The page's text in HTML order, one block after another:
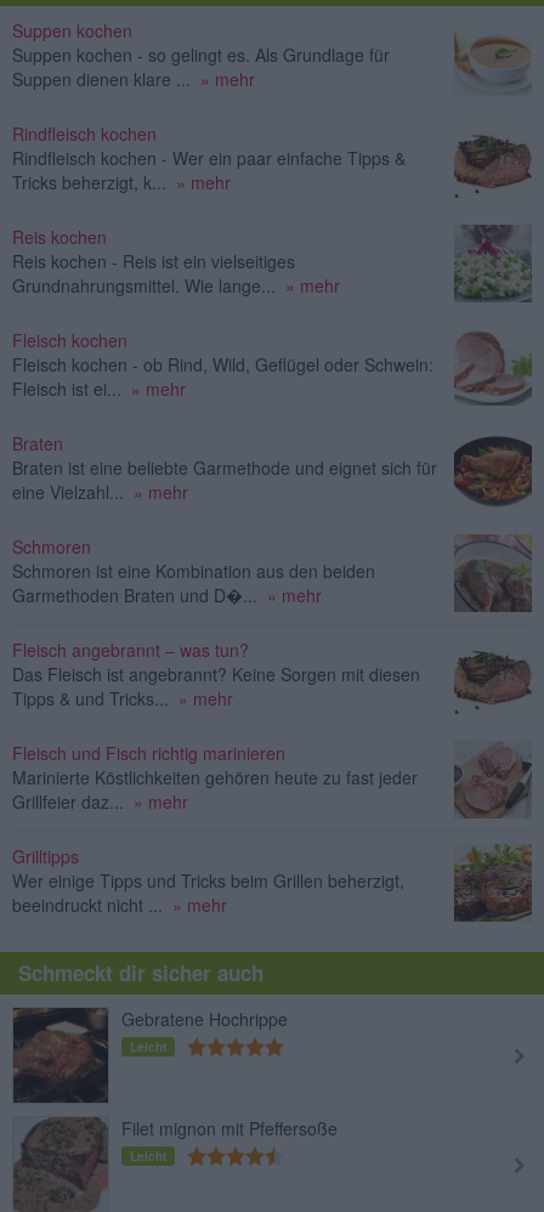
Suppen kochen
Suppen kochen - so gelingt es. Als Grundlage für
Suppen dienen klare ...
» mehr
Rindfleisch kochen
Rindfleisch kochen - Wer ein paar einfache Tipps &
Tricks beherzigt, k...
» mehr
Reis kochen
Reis kochen - Reis ist ein vielseitiges
Grundnahrungsmittel. Wie lange...
» mehr
Fleisch kochen
Fleisch kochen - ob Rind, Wild, Geflügel oder Schwein:
Fleisch ist ei...
» mehr
Braten
Braten ist eine beliebte Garmethode und eignet sich für
eine Vielzahl...
» mehr
Schmoren
Schmoren ist eine Kombination aus den beiden
Garmethoden Braten und D�...
» mehr
Fleisch angebrannt – was tun?
Das Fleisch ist angebrannt? Keine Sorgen mit diesen
Tipps & und Tricks...
» mehr
Fleisch und Fisch richtig marinieren
Marinierte Köstlichkeiten gehören heute zu fast jeder
Grillfeier daz...
» mehr
Grilltipps
Wer einige Tipps und Tricks beim Grillen beherzigt,
beeindruckt nicht ...
» mehr
Schmeckt dir sicher auch
Gebratene Hochrippe
Leicht
Filet mignon mit Pfeffersoße
Leicht